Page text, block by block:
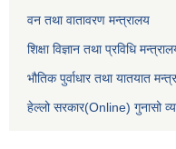
वन तथा वातावरण मन्त्रालय
शिक्षा विज्ञान तथा प्रविधि
भौतिक पुर्वाधार तथा यातयात
हेल्लो सरकार(Online) गुनासो